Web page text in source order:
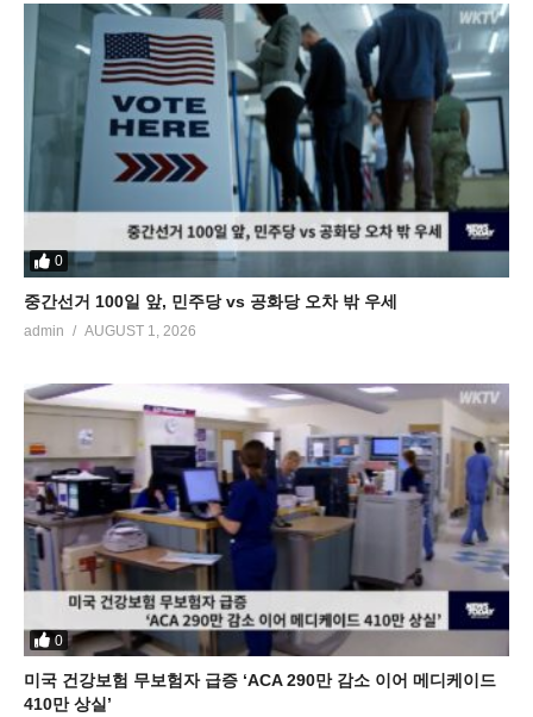
0
중간선거 100일 앞, 민주당 vs 공화당 오차 밖 우세
admin AUGUST 1, 2026
0
미국 건강보험 무보험자 급증 ‘ACA 290만 감소 이어 메디케이드
410만 상실’